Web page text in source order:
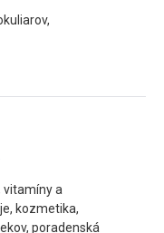
vitamíny a
kozmetika,
poradenská